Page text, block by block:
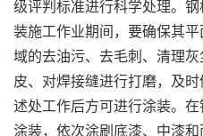
级评判标准进行科学处理。
装施工作业期间，要确保其
域的去油污、去毛刺、清理
皮、对焊接缝进行打磨，及
述处工作后方可进行涂装。
涂装，依次涂刷底漆、中漆